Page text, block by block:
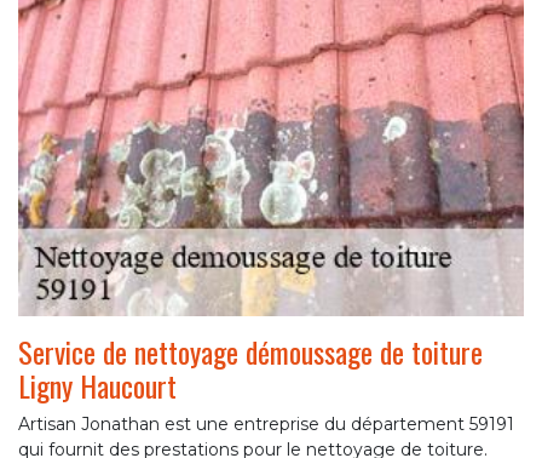
Service de nettoyage démoussage de toiture
Ligny Haucourt
Artisan Jonathan est une entreprise du département 59191
qui fournit des prestations pour le nettoyage de toiture.